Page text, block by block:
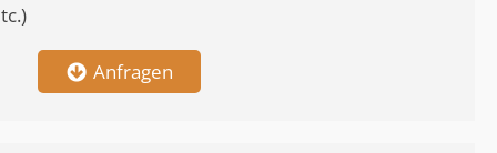
Anfragen